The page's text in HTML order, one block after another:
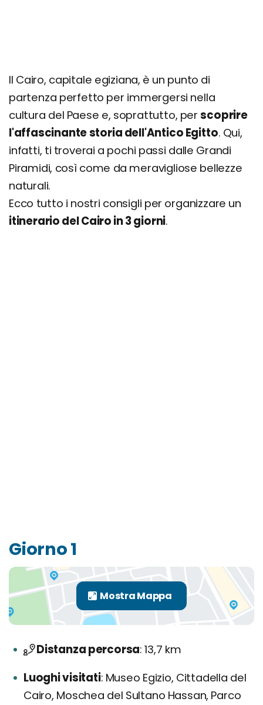
Il Cairo, capitale egiziana, è un punto di
partenza perfetto per immergersi nella
cultura del Paese e, soprattutto, perscoprire
l'affascinante storia dell'Antico Egitto. Qui,
infatti, ti troverai a pochi passi dalle Grandi
Piramidi, così come da meravigliose bellezze
naturali.
Ecco tutto i nostri consigli per organizzare un
itinerario del Cairo in 3 giorni.
Giorno 1
Distanza percorsa 13,7 km
Luoghi visitati Museo Egizio, Cittadella del
Cairo, Moschea del Sultano Hassan, Parco